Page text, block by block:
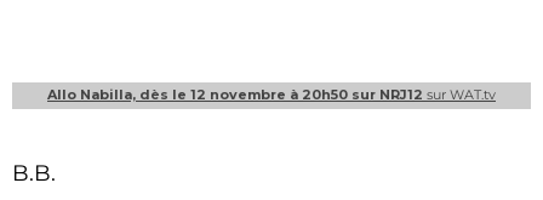
Allo Nabilla, dès le 12 novembre à 20h50 sur NRJ12 sur WAT.tv
B.B.